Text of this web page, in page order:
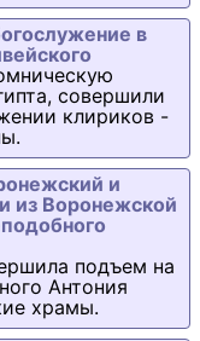
в
совершили
клириков -
и
из Воронежской
подъем на
Антония
храмы.